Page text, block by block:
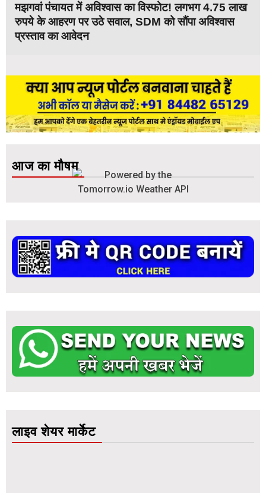
मझगवां पंचायत में अविश्वास का विस्फोट! लगभग 4.75 लाख
रुपये के आहरण पर उठे सवाल, SDM को सौंपा अविश्वास
प्रस्ताव का आवेदन
आज का मौषम
लाइव शेयर मार्केट